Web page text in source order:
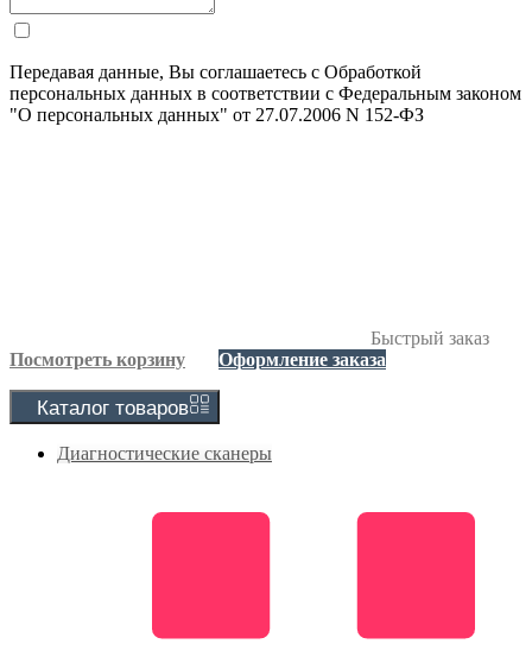
Передавая данные, Вы соглашаетесь с Обработкой
персональных данных в соответствии с Федеральным законом
"О персональных данных" от 27.07.2006 N 152-ФЗ
Быстрый заказ
Посмотреть корзину
Оформление заказа
Каталог товаров
Диагностические сканеры